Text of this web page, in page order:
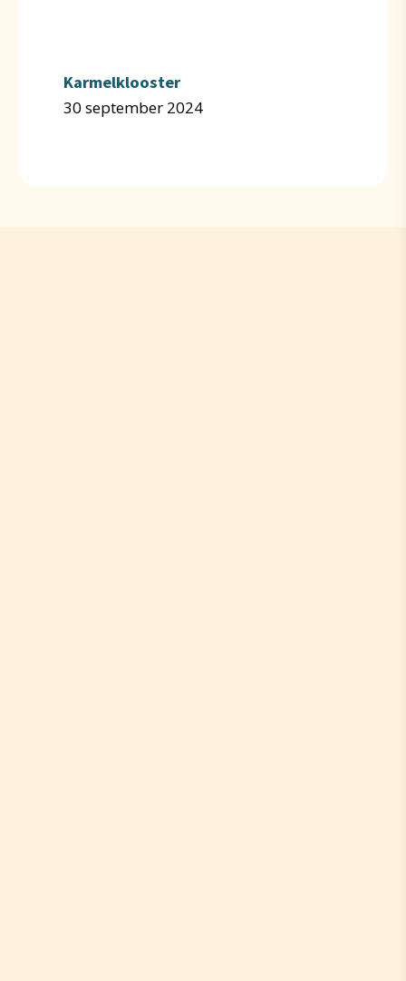
Karmelklooster
30 september 2024